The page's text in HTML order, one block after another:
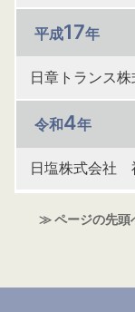
平成17年
日章トランス
令和4年
日塩株式会社
≫ ページの先頭